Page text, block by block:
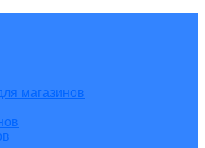
магазинов